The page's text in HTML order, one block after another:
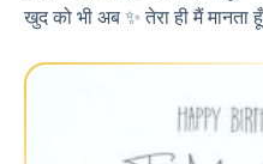
खुद को भी अब ✨ तेरा ही मैं मानता